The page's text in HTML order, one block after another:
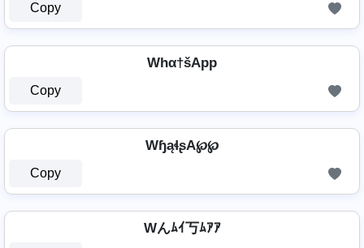
Copy
Whα†šApp
Copy
WɧąɬʂA℘℘
Copy
Wんﾑｲ丂ﾑｱｱ